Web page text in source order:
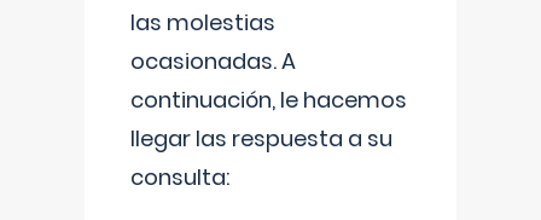
las molestias
ocasionadas. A
continuación, le hacemos
llegar las respuesta a su
consulta: